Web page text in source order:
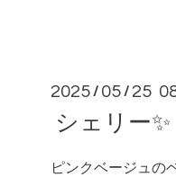
2025 / 05 / 25
シェリー✨
ピンクベージュの